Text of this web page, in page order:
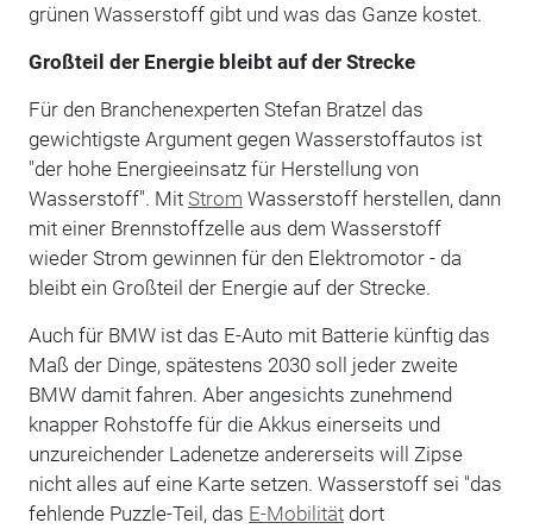
grünen Wasserstoff gibt und was das Ganze kostet.
Großteil der Energie bleibt auf der Strecke
Für den Branchenexperten Stefan Bratzel das
gewichtigste Argument gegen Wasserstoffautos ist
"der hohe Energieeinsatz für Herstellung von
Wasserstoff". Mit Strom Wasserstoff herstellen, dann
mit einer Brennstoffzelle aus dem Wasserstoff
wieder Strom gewinnen für den Elektromotor - da
bleibt ein Großteil der Energie auf der Strecke.
Auch für BMW ist das E-Auto mit Batterie künftig das
Maß der Dinge, spätestens 2030 soll jeder zweite
BMW damit fahren. Aber angesichts zunehmend
knapper Rohstoffe für die Akkus einerseits und
unzureichender Ladenetze andererseits will Zipse
nicht alles auf eine Karte setzen. Wasserstoff sei "das
fehlende Puzzle-Teil, das E-Mobilitätdort